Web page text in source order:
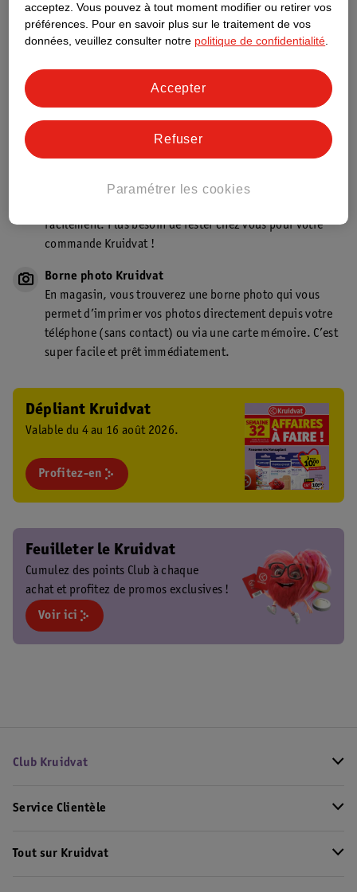
Découvrez dès maintenant l’impact
de marque Kruidvat préférés !
Aussi dans ce magasin
Point de retrait Kruidvat.be
facilement. Plus besoin de rester chez vous pour votre
commande Kruidvat !
Borne photo Kruidvat
En magasin, vous trouverez une borne photo qui vous
permet d’imprimer vos photos directement depuis votre
téléphone (sans contact) ou via une carte mémoire. C’est
super facile et prêt immédiatement.
Dépliant Kruidvat
Valable du 4 au 16 août 2026.
Profitez-en
Feuilleter le Kruidvat
Cumulez des points Club à chaque
achat et profitez de promos exclusives !
Voir ici
Club Kruidvat
Service Clientèle
Tout sur Kruidvat
acceptez. Vous pouvez à tout moment modifier ou retirer vos
préférences. Pour en savoir plus sur le traitement de vos
données, veuillez consulter notre politique de confidentialité.
Paramétrer les cookies
Refuser
Accepter